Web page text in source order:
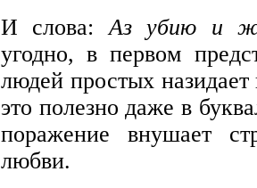
И слова:Аз убию и
угодно, в первом
людей простых
это полезно даже в
поражение внушает
любви.